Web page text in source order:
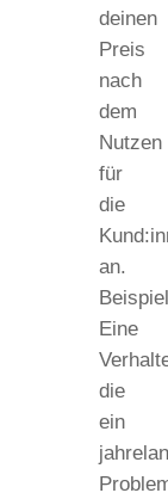
deinen
Preis
nach
dem
Nutzen
für
die
an.
Eine
die
ein